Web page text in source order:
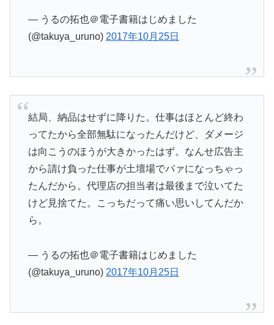
— うるの拓也＠電子書籍はじめました
(@takuya_uruno) 2017年10月25日
結局、納品はせずに降りた。仕事はほとんど終わ
ってたから全部無駄になったんだけど、ダメージ
は向こうのほうが大きかったはず。なんせ広告主
から請け負った仕事が土壇場でパァになっちゃっ
たんだから。代理店の担当者は最後まで泣いてた
けど見捨てた。こっちだって痛い思いしてんだか
ら。
— うるの拓也＠電子書籍はじめました
(@takuya_uruno) 2017年10月25日